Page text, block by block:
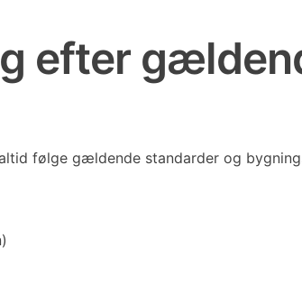
efter
følge gældende standarder og